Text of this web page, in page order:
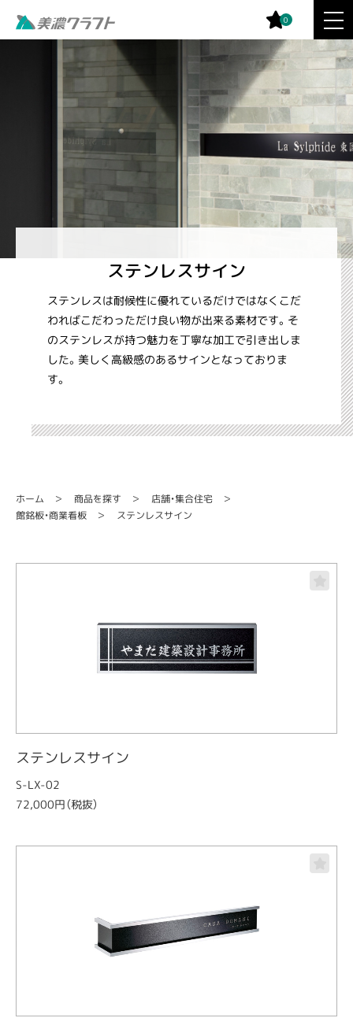
0
ステンレスサイン
ステンレスは耐候性に優れているだけではなくこだ
わればこだわっただけ良い物が出来る素材です。そ
のステンレスが持つ魅力を丁寧な加工で引き出しま
した。美しく高級感のあるサインとなっておりま
す。
ホーム 商品を探す 店舗・集合住宅
館銘板・商業看板 ステンレスサイン
ステンレスサイン
S-LX-02
72,000円（税抜）